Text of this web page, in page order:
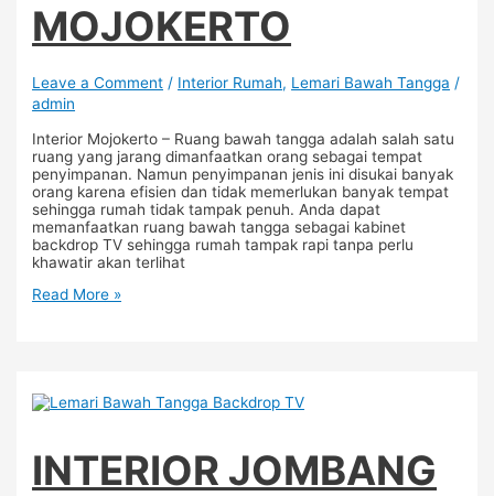
MOJOKERTO
Leave a Comment / Interior Rumah, Lemari Bawah Tangga /
admin
Interior Mojokerto – Ruang bawah tangga adalah salah satu
ruang yang jarang dimanfaatkan orang sebagai tempat
penyimpanan. Namun penyimpanan jenis ini disukai banyak
orang karena efisien dan tidak memerlukan banyak tempat
sehingga rumah tidak tampak penuh. Anda dapat
memanfaatkan ruang bawah tangga sebagai kabinet
backdrop TV sehingga rumah tampak rapi tanpa perlu
khawatir akan terlihat
Read More »
INTERIOR JOMBANG